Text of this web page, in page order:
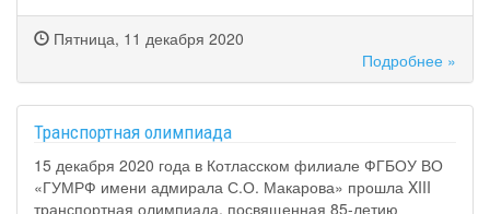
Пятница, 11 декабря 2020
Подробнее »
Транспортная олимпиада
15 декабря 2020 года в Котласском филиале ФГБОУ ВО
«ГУМРФ имени адмирала С.О. Макарова» прошла XIII
транспортная олимпиада, посвященная 85-летию